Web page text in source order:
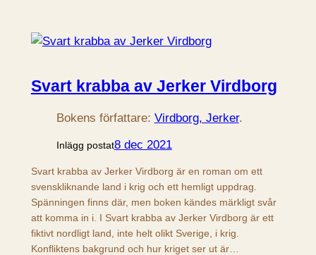
Svart krabba av Jerker Virdborg
Bokens författare: Virdborg, Jerker.
Inlägg postat8 dec 2021
Svart krabba av Jerker Virdborg är en roman om ett
svenskliknande land i krig och ett hemligt uppdrag.
Spänningen finns där, men boken kändes märkligt svår
att komma in i. I Svart krabba av Jerker Virdborg är ett
fiktivt nordligt land, inte helt olikt Sverige, i krig.
Konfliktens bakgrund och hur kriget ser ut är…